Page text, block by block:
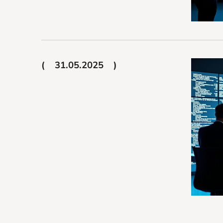
31.05.2025